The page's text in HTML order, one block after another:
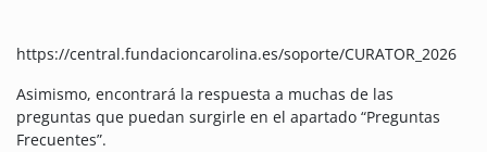
https://central.fundacioncarolina.es/soporte/CURATOR_2026
Asimismo, encontrará la respuesta a muchas de las
preguntas que puedan surgirle en el apartado “Preguntas
Frecuentes”.